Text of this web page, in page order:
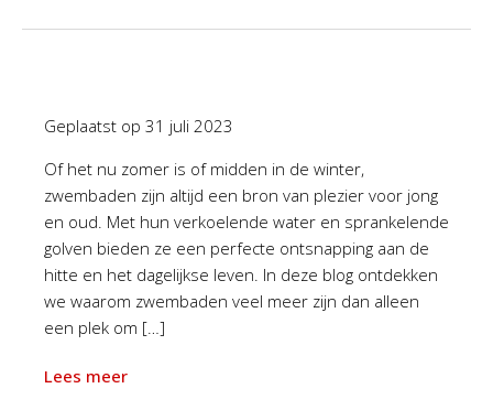
Geplaatst op 31 juli 2023
Of het nu zomer is of midden in de winter,
zwembaden zijn altijd een bron van plezier voor jong
en oud. Met hun verkoelende water en sprankelende
golven bieden ze een perfecte ontsnapping aan de
hitte en het dagelijkse leven. In deze blog ontdekken
we waarom zwembaden veel meer zijn dan alleen
een plek om […]
Lees meer